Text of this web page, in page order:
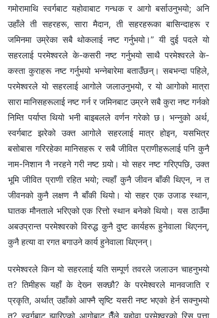
गमोरामाथि स्वर्गबाट यहोवाबाट गन्धक र आगो बर्साउनुभयो; अनि
उहाँले ती सहरहरू, सारा मैदान, ती सहरहरूका बासिन्दाहरू र
जमिनमा उम्रेका सबै थोकलाई नष्ट गर्नुभयो।” यी दुई पदले यो
सहरलाई परमेश्‍वरले के-कसरी नष्ट गर्नुभयो साथै परमेश्‍वरले के-
कस्ता कुराहरू नष्ट गर्नुभयो भन्‍नेबारेमा बताउँछन्। सबभन्दा पहिले,
परमेश्‍वरले यो सहरलाई आगोले जलाउनुभयो, र यो आगोको मात्रा
सारा मानिसहरूलाई नष्ट गर्न र जमिनबाट उम्रने सबै कुरा नष्ट गर्नको
निम्ति पर्याप्त थियो भनी बाइबलले वर्णन गरेको छ। भन्‍नुको अर्थ,
स्वर्गबाट झरेको उक्त आगोले सहरलाई मात्र होइन, यसभित्र
बसोबास गरिरहेका मानिसहरू र सबै जीवित प्राणीहरूलाई पनि कुनै
नाम-निशान नै नरहने गरी नष्ट गर्‍यो। यो सहर नष्ट गरिएपछि, उक्त
भूमि जीवित प्राणी रहित भयो; त्यहाँ कुनै जीवन बाँकी थिएन, न त
जीवनको कुनै लक्षण नै बाँकी थियो। यो सहर एक उजाड स्थान,
घातक मौनताले भरिएको एक रित्तो स्थान बनेको थियो। यस ठाउँमा
अबउप्रान्त परमेश्‍वरको विरुद्ध कुनै दुष्ट कार्यहरू हुनेवाला थिएनन्,
कुनै हत्या वा रगत बगाउने कार्य हुनेवाला थिएनन्।
परमेश्‍वरले किन यो सहरलाई यति सम्पूर्ण तवरले जलाउन चाहनुभयो
त? तिमीहरू यहाँ के देख्‍न सक्छौ? के परमेश्‍वरले मानवजाति र
प्रकृति, अर्थात् उहाँको आफ्‍नै सृष्टि यसरी नष्ट भएको हेर्न सक्‍नुभयो
त? स्वर्गबाट झारिएको आगोबाट तैँले यहोवा परमेश्‍वरको रिस पत्ता